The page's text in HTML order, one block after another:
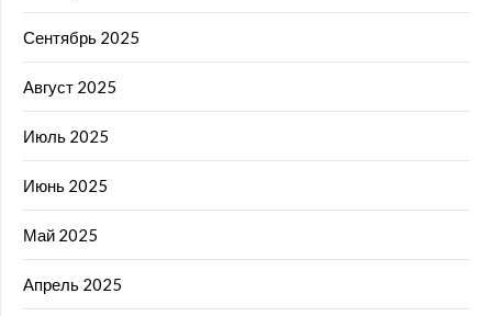
Сентябрь 2025
Август 2025
Июль 2025
Июнь 2025
Май 2025
Апрель 2025